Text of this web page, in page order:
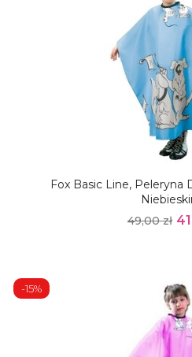
Fox Basic Line, Peleryna
49,00 zł
-15%